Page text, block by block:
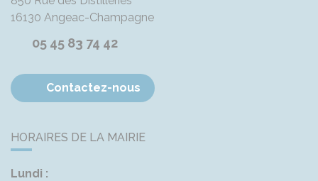
16130 Angeac-Champagne
05 45 83 74 42
Contactez-nous
HORAIRES DE LA MAIRIE
Lundi :